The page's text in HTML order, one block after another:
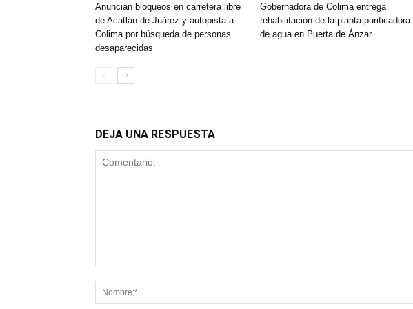
Anuncian bloqueos en carretera libre
de Acatlán de Juárez y autopista a
Colima por búsqueda de personas
desaparecidas
Gobernadora de Colima entrega
rehabilitación de la planta purificadora
de agua en Puerta de Ánzar
DEJA UNA RESPUESTA